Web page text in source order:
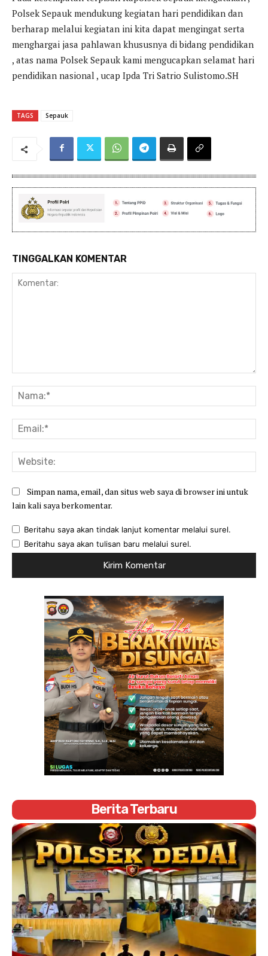
Polsek Sepauk mendukung kegiatan hari pendidikan dan
berharap melalui kegiatan ini kita dapat mengingat serta
menghargai jasa pahlawan khususnya di bidang pendidikan
, atas nama Polsek Sepauk kami mengucapkan selamat hari
pendidikan nasional , ucap Ipda Tri Satrio Sulistomo.SH
TAGS Sepauk
TINGGALKAN KOMENTAR
Simpan nama, email, dan situs web saya di browser ini untuk
lain kali saya berkomentar.
Beritahu saya akan tindak lanjut komentar melalui surel.
Beritahu saya akan tulisan baru melalui surel.
Berita Terbaru